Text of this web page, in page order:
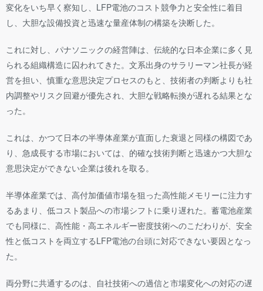
変化をいち早く察知し、LFP電池のコスト競争力と安全性に着目
し、大胆な設備投資と迅速な量産体制の構築を決断した。
これに対し、パナソニックの経営陣は、伝統的な日本企業に多く見
られる組織構造に囚われてきた。文系出身のサラリーマン社長が経
営を担い、慎重な意思決定プロセスのもと、技術者の判断よりも社
内調整やリスク回避が優先され、大胆な戦略転換が遅れる結果とな
った。
これは、かつて日本の半導体産業が直面した衰退と同様の構図であ
り、急成長する市場においては、的確な技術判断と迅速かつ大胆な
意思決定ができない企業は後れを取る。
半導体産業では、高付加価値市場を狙った高性能メモリーに注力す
るあまり、低コスト製品への市場シフトに乗り遅れた。蓄電池産業
でも同様に、高性能・高エネルギー密度技術へのこだわりが、安全
性と低コストを両立するLFP電池の台頭に対応できない要因となっ
た。
両分野に共通するのは、自社技術への過信と市場変化への対応の遅